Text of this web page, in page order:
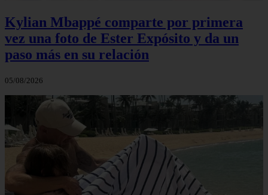
Kylian Mbappé comparte por primera
vez una foto de Ester Expósito y da un
paso más en su relación
05/08/2026